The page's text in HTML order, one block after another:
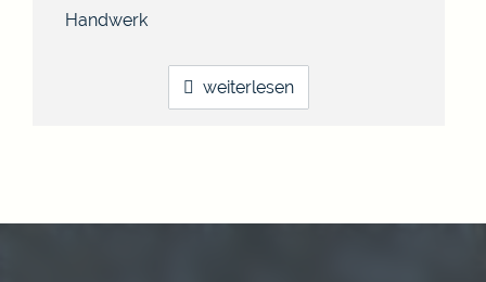
Handwerk
weiterlesen